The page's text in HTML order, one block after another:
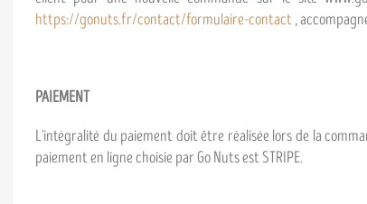
https://gonuts.fr/contact/formulaire-contact,
PAIEMENT
L'intégralité du paiement doit être réalisée lors de la
paiement en ligne choisie par Go Nuts est STRIPE.